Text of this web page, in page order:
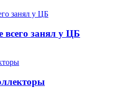
всего занял у ЦБ